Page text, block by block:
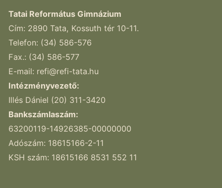
Tatai Református Gimnázium
Cím: 2890 Tata, Kossuth tér 10-11.
Telefon: (34) 586-576
Fax.: (34) 586-577
E-mail: refi@refi-tata.hu
Intézményvezető:
Illés Dániel (20) 311-3420
Bankszámlaszám:
63200119-14926385-00000000
Adószám: 18615166-2-11
KSH szám: 18615166 8531 552 11